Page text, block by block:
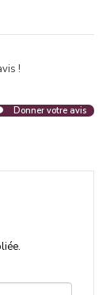
!
Donner votre avis